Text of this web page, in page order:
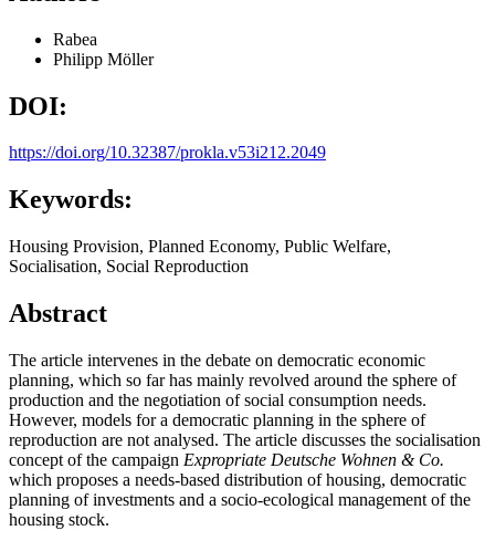
Rabea
Philipp Möller
DOI:
https://doi.org/10.32387/prokla.v53i212.2049
Keywords:
Housing Provision, Planned Economy, Public Welfare,
Socialisation, Social Reproduction
Abstract
The article intervenes in the debate on democratic economic
planning, which so far has mainly revolved around the sphere of
production and the negotiation of social consumption needs.
However, models for a democratic planning in the sphere of
reproduction are not analysed. The article discusses the socialisation
concept of the campaign Expropriate Deutsche Wohnen & Co.
which proposes a needs-based distribution of housing, democratic
planning of investments and a socio-ecological management of the
housing stock.